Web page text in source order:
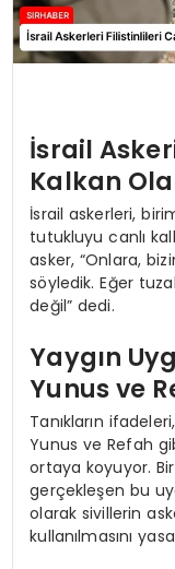
İsrail
Kalkan
İsrail askerleri,
tutukluyu canlı
asker, “Onlara,
söyledik. Eğer
değil” dedi.
Yaygın
Yunus ve
Tanıkların
Yunus ve Refah
ortaya koyuyor.
gerçekleşen bu
olarak sivillerin
kullanılmasını